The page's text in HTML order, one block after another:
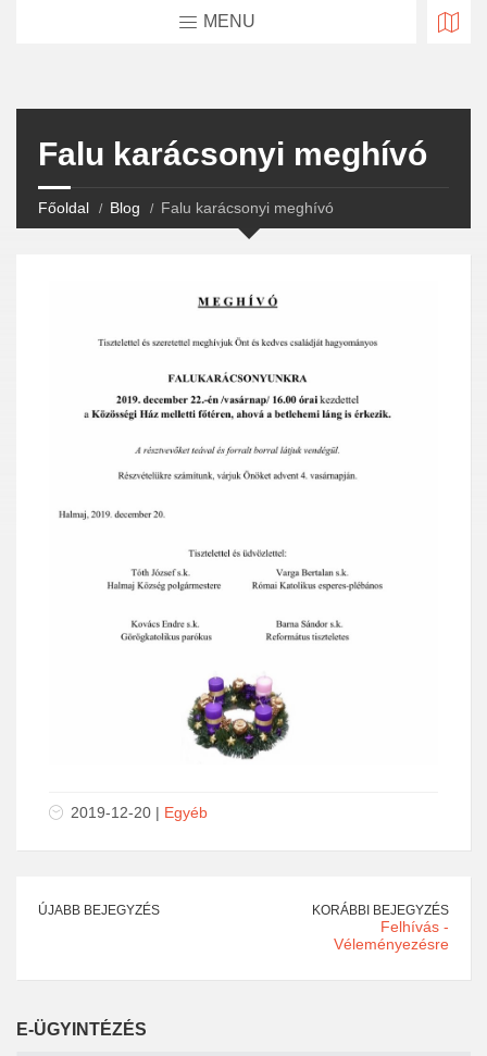
MENU
Falu karácsonyi meghívó
Főoldal Blog Falu karácsonyi meghívó
2019-12-20 | Egyéb
ÚJABB BEJEGYZÉS KORÁBBI BEJEGYZÉS
Felhívás -
Véleményezésre
E-ÜGYINTÉZÉS